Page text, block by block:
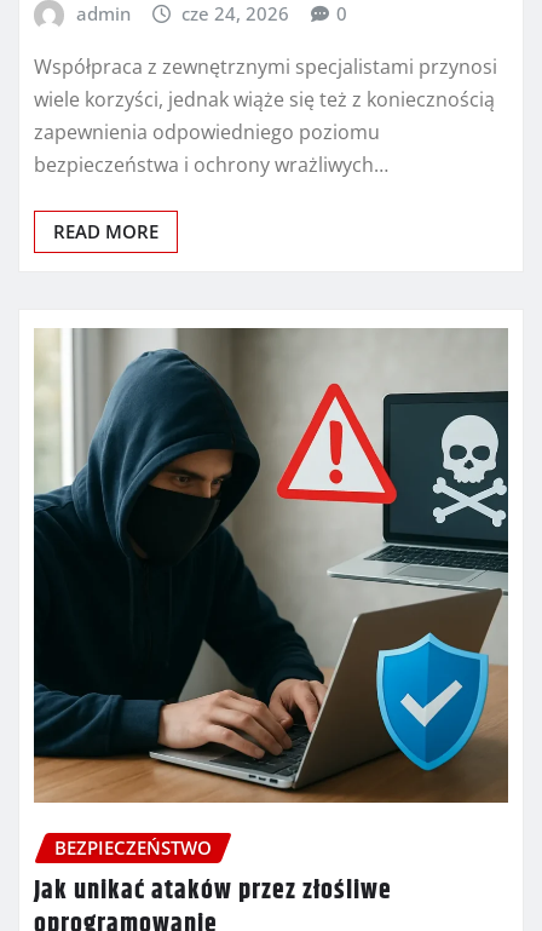
admin cze 24, 2026 0
Współpraca z zewnętrznymi specjalistami przynosi
wiele korzyści, jednak wiąże się też z koniecznością
zapewnienia odpowiedniego poziomu
bezpieczeństwa i ochrony wrażliwych…
READ MORE
BEZPIECZEŃSTWO
Jak unikać ataków przez złośliwe